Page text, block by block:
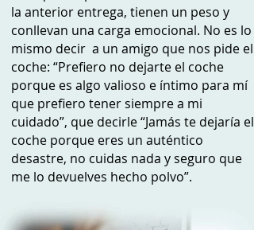
la anterior entrega, tienen un peso y
conllevan una carga emocional. No es lo
mismo decir a un amigo que nos pide el
coche: “Prefiero no dejarte el coche
porque es algo valioso e íntimo para mí
que prefiero tener siempre a mi
cuidado”, que decirle “Jamás te dejaría el
coche porque eres un auténtico
desastre, no cuidas nada y seguro que
me lo devuelves hecho polvo”.